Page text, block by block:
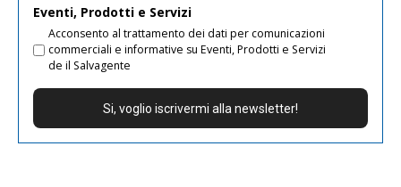
Eventi, Prodotti e Servizi
Acconsento al trattamento dei dati per comunicazioni
commerciali e informative su Eventi, Prodotti e Servizi
de il Salvagente